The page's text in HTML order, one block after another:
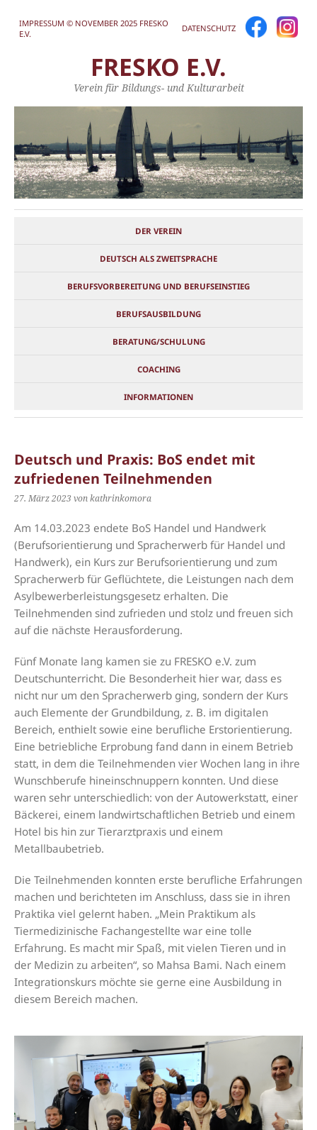
IMPRESSUM © NOVEMBER 2025 FRESKO
E.V.
DATENSCHUTZ
FRESKO E.V.
Verein für Bildungs- und Kulturarbeit
DER VEREIN
DEUTSCH ALS ZWEITSPRACHE
BERUFSVORBEREITUNG UND BERUFSEINSTIEG
BERUFSAUSBILDUNG
BERATUNG/SCHULUNG
COACHING
INFORMATIONEN
Deutsch und Praxis: BoS endet mit
zufriedenen Teilnehmenden
27. März 2023 von kathrinkomora
Am 14.03.2023 endete BoS Handel und Handwerk
(Berufsorientierung und Spracherwerb für Handel und
Handwerk), ein Kurs zur Berufsorientierung und zum
Spracherwerb für Geflüchtete, die Leistungen nach dem
Asylbewerberleistungsgesetz erhalten. Die
Teilnehmenden sind zufrieden und stolz und freuen sich
auf die nächste Herausforderung.
Fünf Monate lang kamen sie zu FRESKO e.V. zum
Deutschunterricht. Die Besonderheit hier war, dass es
nicht nur um den Spracherwerb ging, sondern der Kurs
auch Elemente der Grundbildung, z. B. im digitalen
Bereich, enthielt sowie eine berufliche Erstorientierung.
Eine betriebliche Erprobung fand dann in einem Betrieb
statt, in dem die Teilnehmenden vier Wochen lang in ihre
Wunschberufe hineinschnuppern konnten. Und diese
waren sehr unterschiedlich: von der Autowerkstatt, einer
Bäckerei, einem landwirtschaftlichen Betrieb und einem
Hotel bis hin zur Tierarztpraxis und einem
Metallbaubetrieb.
Die Teilnehmenden konnten erste berufliche Erfahrungen
machen und berichteten im Anschluss, dass sie in ihren
Praktika viel gelernt haben. „Mein Praktikum als
Tiermedizinische Fachangestellte war eine tolle
Erfahrung. Es macht mir Spaß, mit vielen Tieren und in
der Medizin zu arbeiten“, so Mahsa Bami. Nach einem
Integrationskurs möchte sie gerne eine Ausbildung in
diesem Bereich machen.